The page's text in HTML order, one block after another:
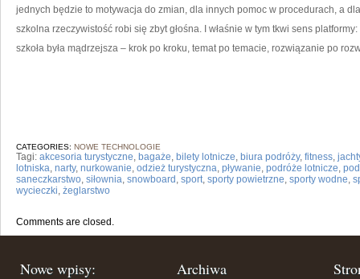
jednych będzie to motywacja do zmian, dla innych pomoc w procedurach, a
szkolna rzeczywistość robi się zbyt głośna. I właśnie w tym tkwi sens
szkoła była mądrzejsza – krok po kroku, temat po temacie, rozwiązanie po
CATEGORIES: NOWE TECHNOLOGIE
Tagi: akcesoria turystyczne, bagaże, bilety lotnicze, biura podróży, fitness,
lotniska, narty, nurkowanie, odzież turystyczna, pływanie, podróże lotnicze,
saneczkarstwo, siłownia, snowboard , sport, sporty powietrzne, sporty wodne,
wycieczki, żeglarstwo
Comments are closed.
Nowe wpisy: Archiwa